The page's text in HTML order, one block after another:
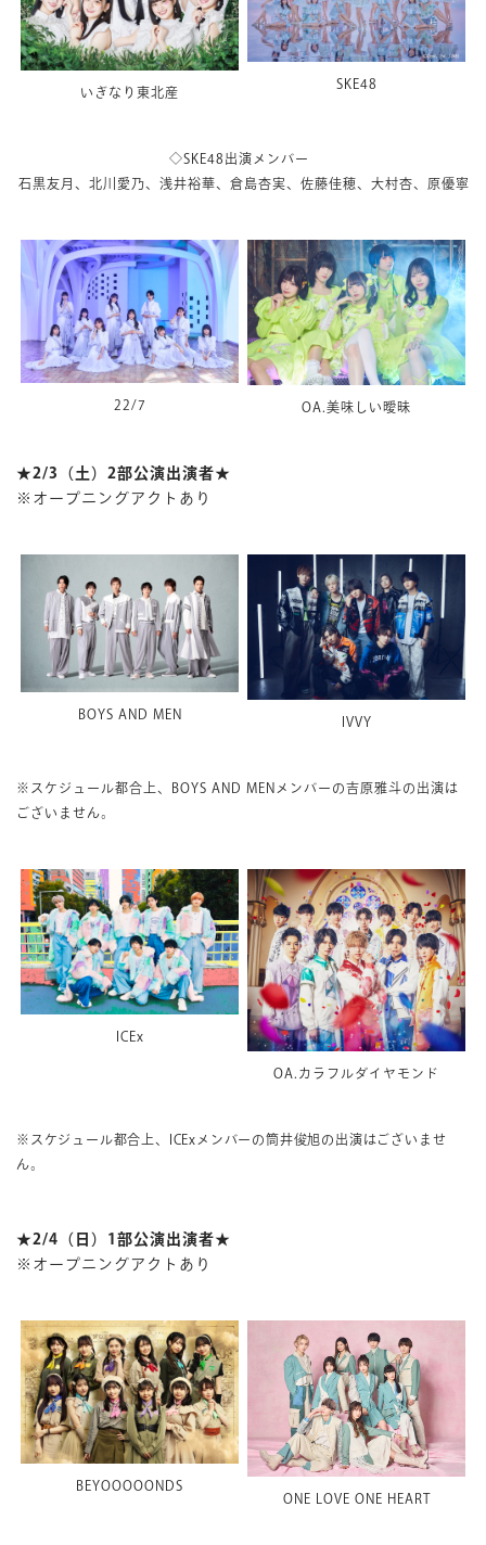
いぎなり東北産
SKE48
◇SKE48出演メンバー
石黒友月、北川愛乃、浅井裕華、倉島杏実、佐藤佳穂、大村杏、原優寧
22/7 OA.美味しい曖昧
★2/3（土）2部公演出演者★
※オープニングアクトあり
BOYS AND MEN
IVVY
※スケジュール都合上、BOYS AND MENメンバーの吉原雅斗の出演は
ございません。
ICEx
OA.カラフルダイヤモンド
※スケジュール都合上、ICExメンバーの筒井俊旭 の出演はございませ
ん。
★2/4（日）1部公演出演者★
※オープニングアクトあり
BEYOOOOONDS
ONE LOVE ONE HEART